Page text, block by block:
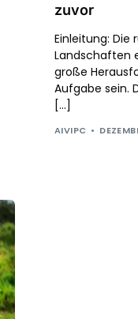
zuvor
Einleitung: Die
Landschaften
große
Aufgabe sein.
[…]
AIVIPC